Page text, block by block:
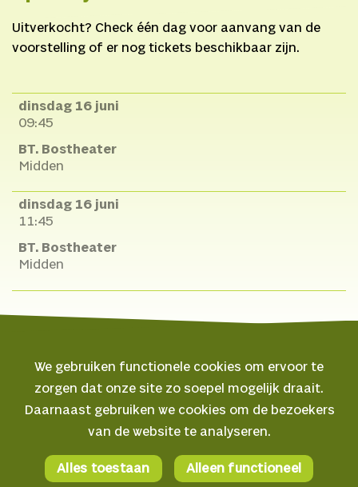
Uitverkocht? Check één dag voor aanvang van de
voorstelling of er nog tickets beschikbaar zijn.
dinsdag 16 juni
09:45
BT. Bostheater
Midden
dinsdag 16 juni
11:45
BT. Bostheater
Midden
© 2026 Oerol
Algemene voorwaarden
Facebook
We gebruiken functionele cookies om ervoor te
zorgen dat onze site zo soepel mogelijk draait.
Daarnaast gebruiken we cookies om de bezoekers
van de website te analyseren.
Alles toestaan Alleen functioneel